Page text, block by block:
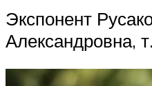
Экспонент
Александровна,